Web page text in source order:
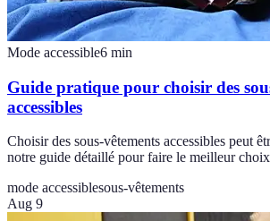
Mode accessible6 min
Guide pratique pour choisir des
accessibles
Choisir des sous-vêtements accessibles peut
notre guide détaillé pour faire le meilleur
mode accessiblesous-vêtements
Aug 9